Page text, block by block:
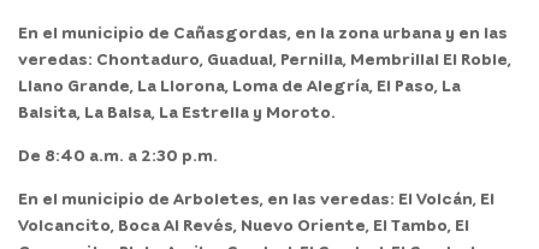
En el municipio de Cañasgordas, en la zona urbana y en las
veredas: Chontaduro, Guadual, Pernilla, Membrillal El Roble,
Llano Grande, La Llorona, Loma de Alegría, El Paso, La
Balsita, La Balsa, La Estrella y Moroto.
De 8:40 a.m. a 2:30 p.m.
En el municipio de Arboletes, en las veredas: El Volcán, El
Volcancito, Boca Al Revés, Nuevo Oriente, El Tambo, El